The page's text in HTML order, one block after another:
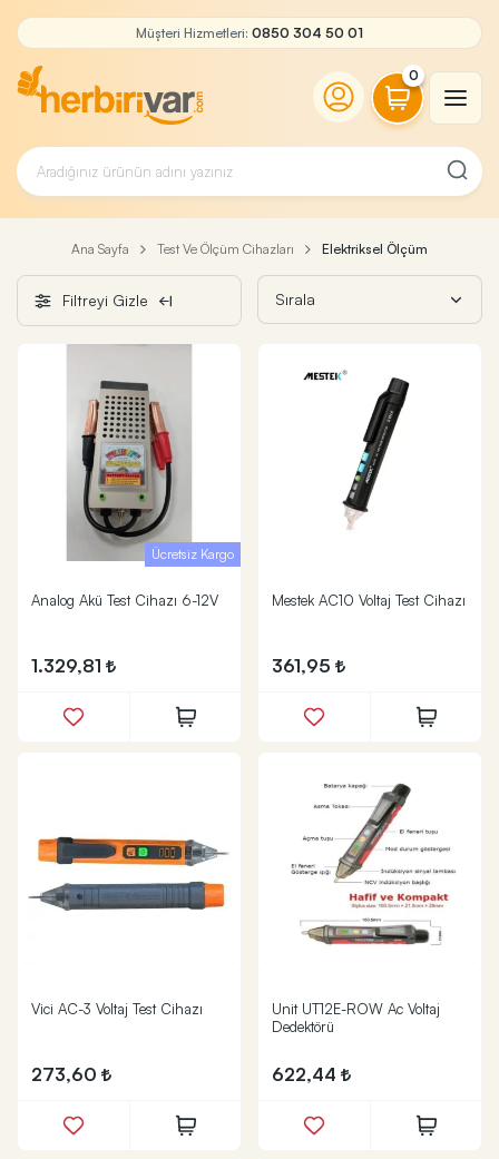
Müşteri Hizmetleri: 0850 304 50 01
0
Ana Sayfa Test Ve Ölçüm Cihazları Elektriksel Ölçüm
Filtreyi Gizle
Ücretsiz Kargo
Analog Akü Test Cihazı 6-12V
1.329,81
Mestek AC10 Voltaj Test Cihazı
361,95
Vici AC-3 Voltaj Test Cihazı
273,60
Unit UT12E-ROW Ac Voltaj
Dedektörü
622,44